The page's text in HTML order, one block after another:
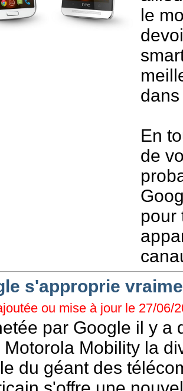
le
En
de
pour
s'approprie
ou mise à jour le 27/06/
par Google il y a
Motorola Mobility la
du géant des